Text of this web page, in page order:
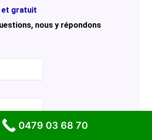
et gratuit
nous y répondons
0479 03 68 70